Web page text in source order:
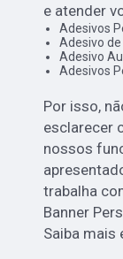
e atender
Adesivos
Adesivo
Adesivo
Adesivos
Por isso,
esclarecer
nossos
trabalha
Banner
Saiba mais